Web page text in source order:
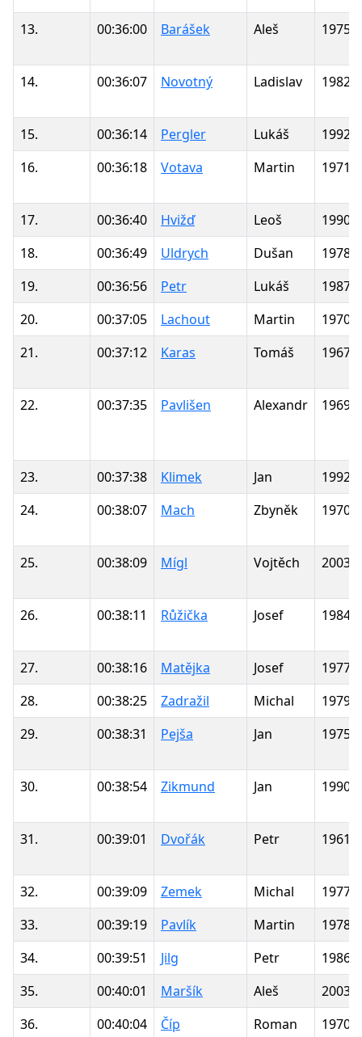
13. 00:36:00 Barášek Aleš 1975
14. 00:36:07 Novotný Ladislav 1982
15. 00:36:14 Pergler Lukáš
1992
16.
00:36:18 Votava Martin 1971
17. 00:36:40 Hvižď Leoš
1990
18.
00:36:49 Uldrych Dušan
1978
19.
00:36:56 Petr Lukáš
1987
20.
00:37:05 Lachout Martin
1970
21.
00:37:12 Karas Tomáš 1967
22. 00:37:35 Pavlišen Alexandr 1969
23. 00:37:38 Klimek Jan
1992
24.
00:38:07 Mach Zbyněk 1970
25. 00:38:09 Mígl Vojtěch 2003
26. 00:38:11 Růžička Josef 1984
27. 00:38:16 Matějka Josef
1977
28.
00:38:25 Zadražil Michal
1979
29.
00:38:31 Pejša Jan 1975
30. 00:38:54 Zikmund Jan 1990
31. 00:39:01 Dvořák Petr 1961
32. 00:39:09 Zemek Michal
1977
33.
00:39:19 Pavlík Martin
1978
34.
00:39:51 Jilg Petr
1986
35.
00:40:01 Maršík Aleš
2003
36.
00:40:04 Číp Roman 1970